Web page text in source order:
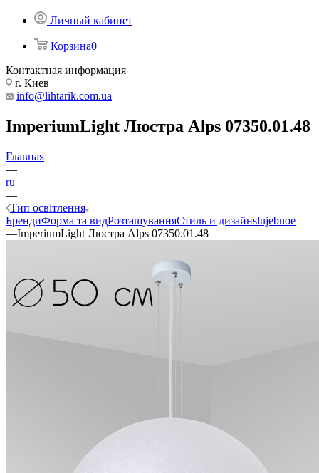
Личный кабинет
Корзина0
Контактная информация
г. Киев
info@lihtarik.com.ua
ImperiumLight Люстра Alps 07350.01.48
Главная
—
ru
—
Тип освітлення
БрендиФорма та видРозташуванняСтиль и дизайнslujebnoe
—ImperiumLight Люстра Alps 07350.01.48